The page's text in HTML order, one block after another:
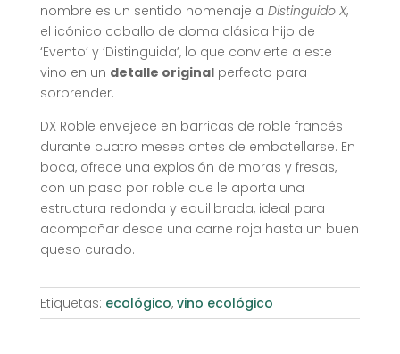
nombre es un sentido homenaje a Distinguido X,
el icónico caballo de doma clásica hijo de
‘Evento’ y ‘Distinguida’, lo que convierte a este
vino en un detalle originalperfecto para
sorprender.
DX Roble envejece en barricas de roble francés
durante cuatro meses antes de embotellarse. En
boca, ofrece una explosión de moras y fresas,
con un paso por roble que le aporta una
estructura redonda y equilibrada, ideal para
acompañar desde una carne roja hasta un buen
queso curado.
Etiquetas: ecológico, vino ecológico